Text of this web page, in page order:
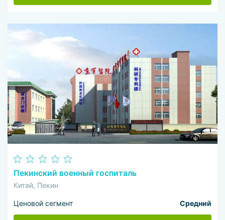
Пекинский военный госпиталь
Китай, Пекин
Ценовой сегмент Средний